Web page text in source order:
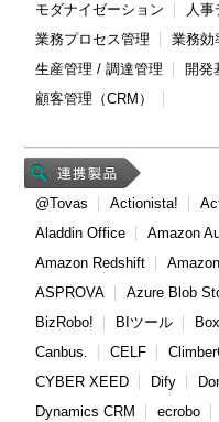
モダナイゼーション
人事
業務プロセス管理
業務効
生産管理 / 調達管理
開発
顧客管理（CRM）
@Tovas Actionista!
Aladdin Office
Amazon
Amazon Redshift
ASPROVA
Azure Blob
BizRobo!
BIツール Box
Canbus.
CELF
CYBER XEED
Dify
Dynamics CRM
ecrobo